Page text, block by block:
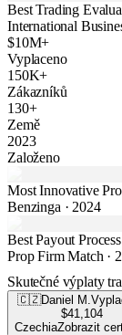
Best Trading
International
$10M+
Vyplaceno
150K+
Zákazníků
130+
Země
2023
Založeno
Most Innovative
Benzinga · 2024
Best Payout Process
Prop Firm Match ·
Skutečné výplaty
🇨🇿Daniel M.
$41,104
CzechiaZobrazit